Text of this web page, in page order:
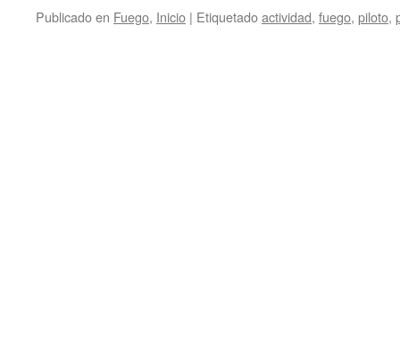
Publicado en Fuego, Inicio | Etiquetadoactividad, fuego, piloto,